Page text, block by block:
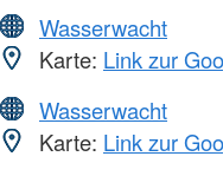
Wasserwacht
Karte: Link zur
Wasserwacht
Karte: Link zur